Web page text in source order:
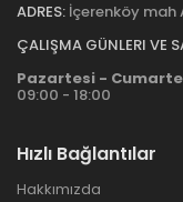
ADRES: İçerenköy mah
ÇALIŞMA GÜNLERI VE
Pazartesi -
09:00 - 18:00
Hızlı Bağlantılar
Hakkımızda